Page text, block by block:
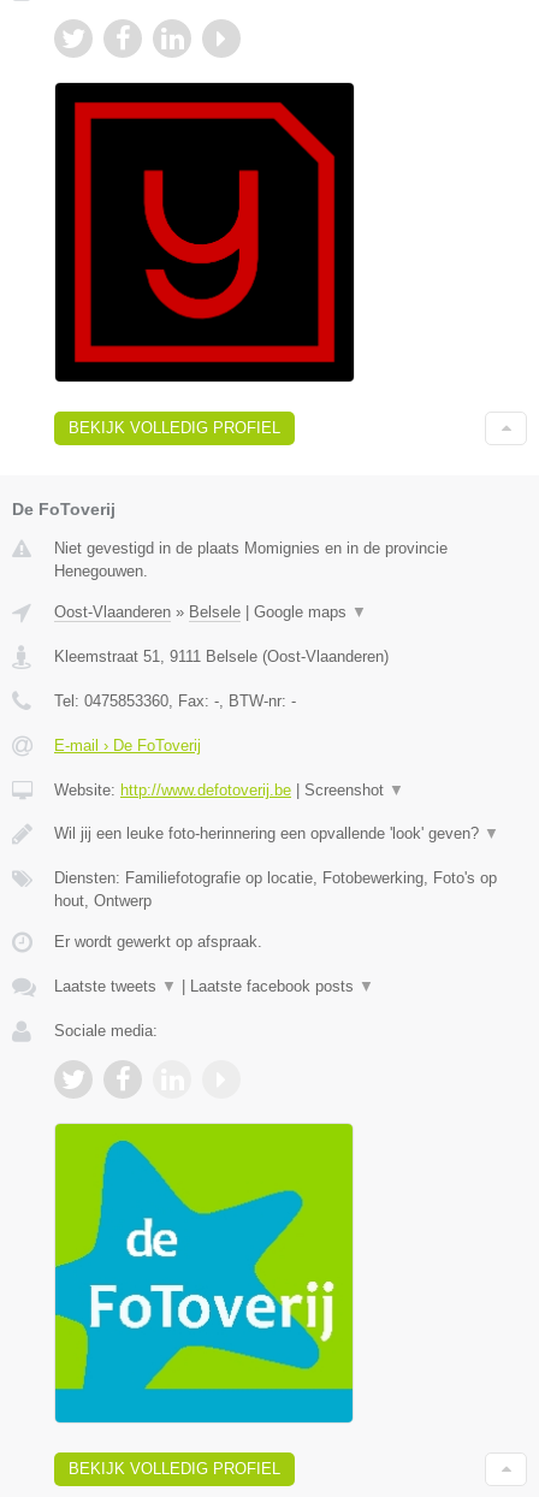
BEKIJK VOLLEDIG PROFIEL
De FoToverij
Niet gevestigd in de plaats Momignies en in de provincie
Henegouwen.
Oost-Vlaanderen » Belsele Google maps ▼
Kleemstraat 51, 9111 Belsele (Oost-Vlaanderen)
Tel: 0475853360, Fax: -, BTW-nr: -
E-mail › De FoToverij
Website: http://www.defotoverij.be Screenshot ▼
Wil jij een leuke foto-herinnering een opvallende 'look' geven? ▼
Diensten: Familiefotografie op locatie, Fotobewerking, Foto's op
hout, Ontwerp
Er wordt gewerkt op afspraak.
Laatste tweets ▼ Laatste facebook posts ▼
Sociale media:
BEKIJK VOLLEDIG PROFIEL